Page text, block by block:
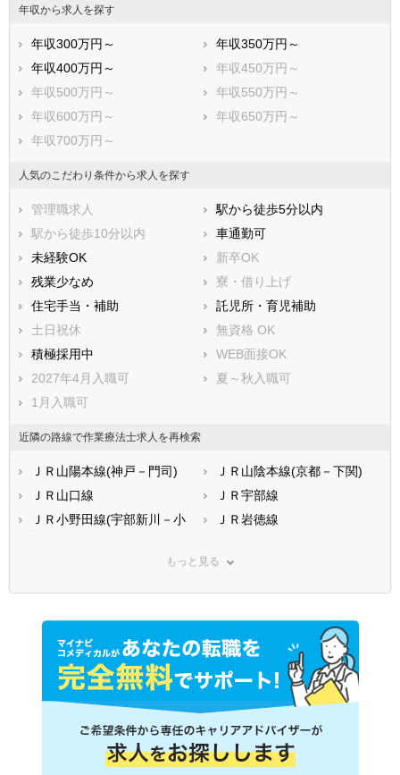
年収から求人を探す
年収300万円～
年収350万円～
年収400万円～
年収450万円～
年収500万円～
年収550万円～
年収600万円～
年収650万円～
年収700万円～
人気のこだわり条件から求人を探す
管理職求人
駅から徒歩5分以内
駅から徒歩10分以内
車通勤可
未経験OK
新卒OK
残業少なめ
寮・借り上げ
住宅手当・補助
託児所・育児補助
土日祝休
無資格 OK
積極採用中
WEB面接OK
2027年4月入職可
夏～秋入職可
1月入職可
近隣の路線で作業療法士求人を再検索
ＪＲ山陽本線(神戸－門司)
ＪＲ山陰本線(京都－下関)
ＪＲ山口線
ＪＲ宇部線
ＪＲ小野田線(宇部新川－小
ＪＲ岩徳線
もっと見る